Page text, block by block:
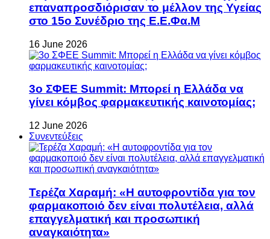
επαναπροσδιόρισαν το μέλλον της Υγείας
στο 15ο Συνέδριο της Ε.Ε.Φα.Μ
16 June 2026
3ο ΣΦΕΕ Summit: Μπορεί η Ελλάδα να
γίνει κόμβος φαρμακευτικής καινοτομίας;
12 June 2026
Συνεντεύξεις
Τερέζα Χαραμή: «Η αυτοφροντίδα για τον
φαρμακοποιό δεν είναι πολυτέλεια, αλλά
επαγγελματική και προσωπική
αναγκαιότητα»